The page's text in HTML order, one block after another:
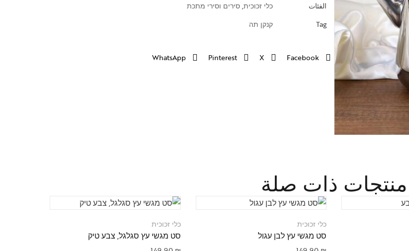
الفئات כלי זכוכית,סירים וסירי מתכת
Tag
קנקן תה
Facebook
X
Pinterest
WhatsApp
منتجات ذات صلة
כלי זכוכית
סט מגשי עץ לבן עגול
כלי זכוכית
סט מגשי עץ סגלגל, צבע טיק